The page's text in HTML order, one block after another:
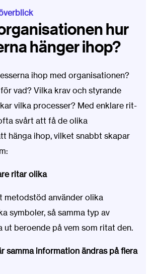
hur
hänger ihop?
ihop med organisationen?
vad? Vilka krav och styrande
vilka processer? Med enklare rit-
svårt att få de olika
hänga ihop, vilket snabbt skapar
ritar olika
metodstöd använder olika
symboler, så samma typ av
ut beroende på vem som ritat den.
samma information ändras på flera